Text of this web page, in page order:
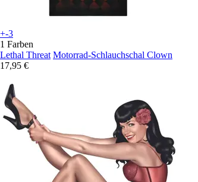
+-3
1 Farben
Lethal Threat Motorrad-Schlauchschal Clown
17,95 €